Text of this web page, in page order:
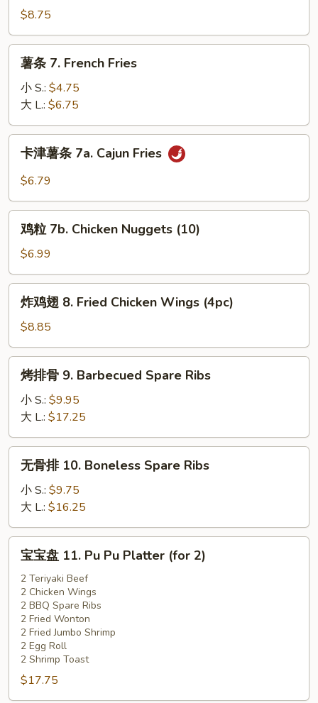
Fried
Shrimp
(14pc)
$8.75
薯
French
Fries
薯条 7. French Fries
小 S.: $4.75
大 L.: $6.75
卡
7a.
Cajun
Fries
卡津薯条 7a. Cajun Fries
$6.79
鸡
7b.
Chicken
Nuggets
(10)
鸡粒 7b. Chicken Nuggets (10)
$6.99
炸
8.
Fried
Chicken
Wings
(4pc)
炸鸡翅 8. Fried Chicken Wings (4pc)
$8.85
烤
Barbecued
Spare
Ribs
烤排骨 9. Barbecued Spare Ribs
小 S.: $9.95
大 L.: $17.25
无
10.
Boneless
Spare
Ribs
无骨排 10. Boneless Spare Ribs
小 S.: $9.75
大 L.: $16.25
宝
11.
Pu
Pu
Platter
(for
宝宝盘 11. Pu Pu Platter (for 2)
2 Teriyaki Beef
2 Chicken Wings
2 BBQ Spare Ribs
2 Fried Wonton
2 Fried Jumbo Shrimp
2 Egg Roll
2 Shrimp Toast
$17.75